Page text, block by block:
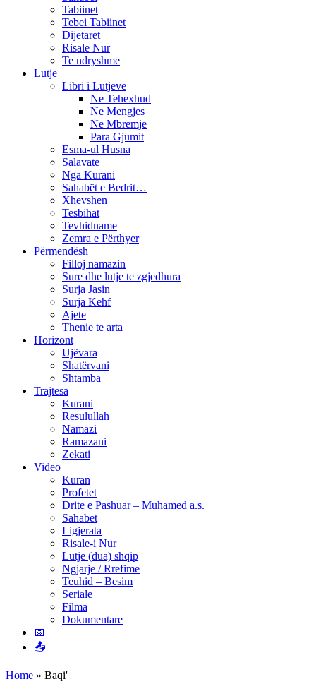
Tabiinet
Tebei Tabiinet
Dijetaret
Risale Nur
Te ndryshme
Lutje
Libri i Lutjeve
Ne Tehexhud
Ne Mengjes
Ne Mbremje
Para Gjumit
Esma-ul Husna
Salavate
Nga Kurani
Sahabët e Bedrit…
Xhevshen
Tesbihat
Tevhidname
Zemra e Përthyer
Përmendësh
Filloj namazin
Sure dhe lutje te zgjedhura
Surja Jasin
Surja Kehf
Ajete
Thenie te arta
Horizont
Ujëvara
Shatërvani
Shtamba
Trajtesa
Kurani
Resulullah
Namazi
Ramazani
Zekati
Video
Kuran
Profetet
Drite e Pashuar – Muhamed a.s.
Sahabet
Ligjerata
Risale-i Nur
Lutje (dua) shqip
Ngjarje / Rrefime
Teuhid – Besim
Seriale
Filma
Dokumentare
📅
📤
Home » Baqi'